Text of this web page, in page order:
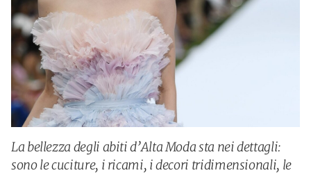
La bellezza degli abiti d’Alta Moda sta nei dettagli:
sono le cuciture, i ricami, i decori tridimensionali, le